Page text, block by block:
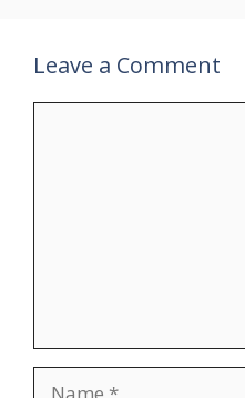
Leave a Comment